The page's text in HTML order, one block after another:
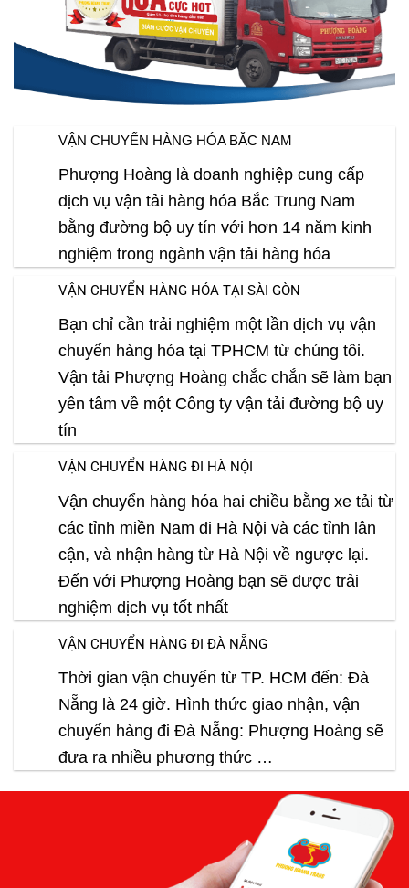
VẬN CHUYỂN HÀNG HÓA BẮC NAM
Phượng Hoàng là doanh nghiệp cung cấp
dịch vụ vận tải hàng hóa Bắc Trung Nam
bằng đường bộ uy tín với hơn 14 năm kinh
nghiệm trong ngành vận tải hàng hóa
VẬN CHUYỂN HÀNG HÓA TẠI SÀI GÒN
Bạn chỉ cần trải nghiệm một lần dịch vụ vận
chuyển hàng hóa tại TPHCM từ chúng tôi.
Vận tải Phượng Hoàng chắc chắn sẽ làm bạn
yên tâm về một Công ty vận tải đường bộ uy
tín
VẬN CHUYỂN HÀNG ĐI HÀ NỘI
Vận chuyển hàng hóa hai chiều bằng xe tải từ
các tỉnh miền Nam đi Hà Nội và các tỉnh lân
cận, và nhận hàng từ Hà Nội về ngược lại.
Đến với Phượng Hoàng bạn sẽ được trải
nghiệm dịch vụ tốt nhất
VẬN CHUYỂN HÀNG ĐI ĐÀ NẴNG
Thời gian vận chuyển từ TP. HCM đến: Đà
Nẵng là 24 giờ. Hình thức giao nhận, vận
chuyển hàng đi Đà Nẵng: Phượng Hoàng sẽ
đưa ra nhiều phương thức …